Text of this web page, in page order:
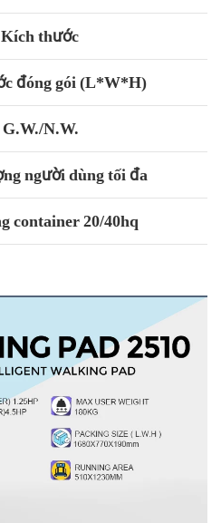
Kích thước
đóng gói (L*W*H)
G.W./N.W.
người dùng tối đa
container 20/40hq